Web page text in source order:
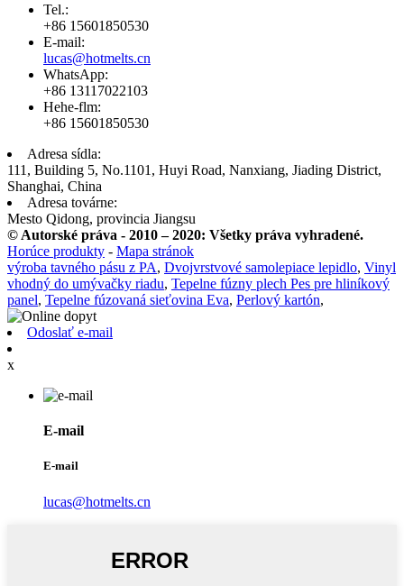
Tel.:
+86 15601850530
E-mail:
lucas@hotmelts.cn
WhatsApp:
+86 13117022103
Hehe-flm:
+86 15601850530
Adresa sídla:
111, Building 5, No.1101, Huyi Road, Nanxiang, Jiading District,
Shanghai, China
Adresa továrne:
Mesto Qidong, provincia Jiangsu
© Autorské práva - 2010 – 2020: Všetky práva vyhradené.
Horúce produkty - Mapa stránok
výroba tavného pásu z PA, Dvojvrstvové samolepiace lepidlo, Vinyl
vhodný do umývačky riadu, Tepelne fúzny plech Pes pre hliníkový
panel, Tepelne fúzovaná sieťovina Eva, Perlový kartón,
Odoslať e-mail
x
E-mail
E-mail
lucas@hotmelts.cn